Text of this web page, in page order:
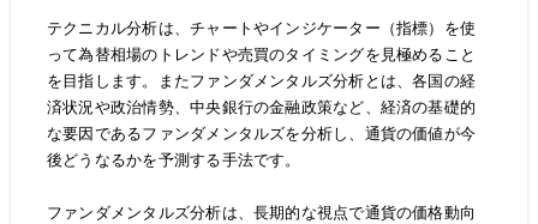
テクニカル分析は、チャートやインジケーター（指標）を使
って為替相場のトレンドや売買のタイミングを見極めること
を目指します。またファンダメンタルズ分析とは、各国の経
済状況や政治情勢、中央銀行の金融政策など、経済の基礎的
な要因であるファンダメンタルズを分析し、通貨の価値が今
後どうなるかを予測する手法です。
ファンダメンタルズ分析は、長期的な視点で通貨の価格動向